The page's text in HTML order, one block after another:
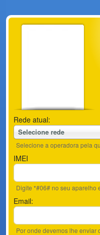
Rede atual:
Selecione rede
Selecione a operadora pela
IMEI
Digite *#06# no seu aparelho
Email:
Por onde devemos lhe enviar